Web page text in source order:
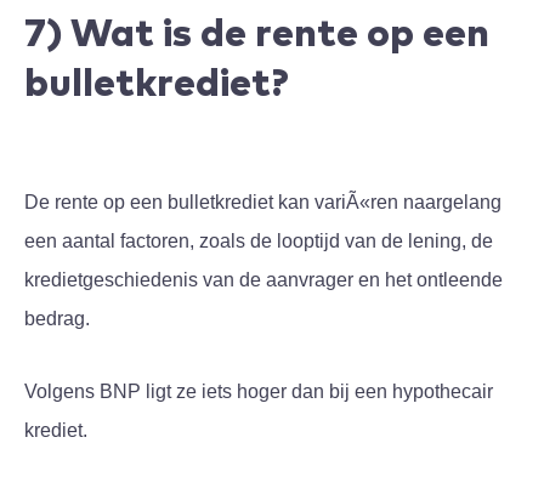
7) Wat is de rente op een
bulletkrediet?
De rente op een bulletkrediet kan variÃ«ren naargelang
een aantal factoren, zoals de looptijd van de lening, de
kredietgeschiedenis van de aanvrager en het ontleende
bedrag.
Volgens BNP ligt ze iets hoger dan bij een hypothecair
krediet.